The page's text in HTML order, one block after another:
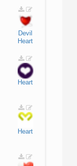
Devil
Heart
Heart
Heart